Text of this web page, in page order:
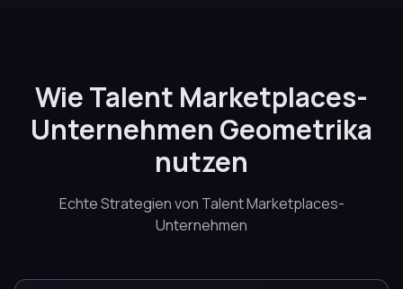
Wie Talent Marketplaces-
Unternehmen Geometrika
nutzen
Echte Strategien von Talent Marketplaces-
Unternehmen